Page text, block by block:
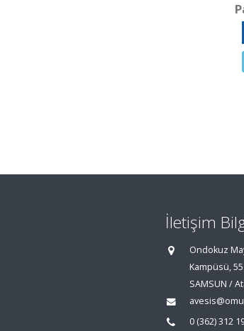
İletişim
Ondokuz
Kampüsü,
SAMSUN /
0 (362) 312